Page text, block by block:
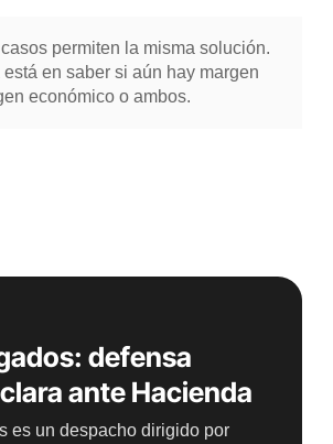
permiten la misma solución.
está en saber si aún hay margen
económico o ambos.
defensa
ante Hacienda
es un despacho dirigido por